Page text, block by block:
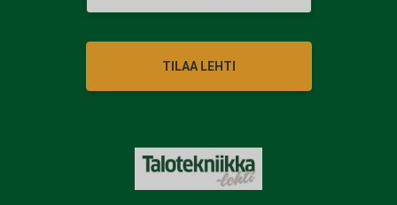
TILAA LEHTI